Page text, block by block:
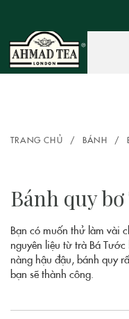
TRANG CHỦ / BÁNH /
Bánh quy
Bạn có muốn thử làm vài
nguyên liệu từ trà Bá
nàng hậu đậu, bánh quy
bạn sẽ thành công.